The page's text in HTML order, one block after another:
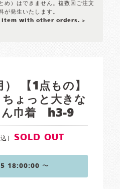
め）はできません。複数回ご注文
が発生いたします。
item with other orders. >
） 【1点もの】
ょっと大きな
ん巾着 h3-9
] SOLD OUT
18:00:00 〜